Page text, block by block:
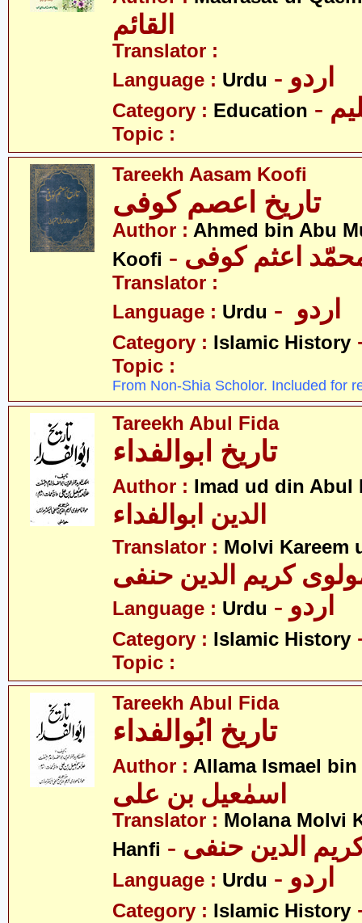
القائم
Translator :
Language : Urdu - اردو
Category : Education
Topic :
Tareekh Aasam Koofi
تاریخ اعصم کوفی
Author : Ahmed bin Abu
Koofi
Translator :
Language : Urdu
Category : Islamic History
Topic :
From Non-Shia Scholor. Included for
Tareekh Abul Fida
تاریخ ابوالفداء
Author : Imad ud din Abul
الدین ابوالفداء
Translator : Molvi Kareem
کریم الدین حنفی
Language : Urdu - اردو
Category : Islamic History
Topic :
Tareekh Abul Fida
تاریخ ابُوالفداء
Author : Allama Ismael
اسمٰعیل بن علی
Translator : Molana Molvi
Hanfi
کریم الدین حنفی
Language : Urdu - اردو
Category : Islamic History